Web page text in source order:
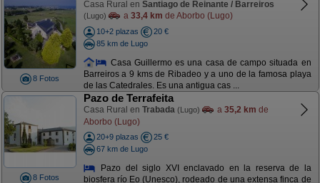
8 Fotos
Casa Rural en Santiago de Reinante / Barreiros
(Lugo) a 33,4 km de Aborbo (Lugo)
10+2 plazas
20 €
85 km de Lugo
Casa Guillermo es una casa de campo situada en
Barreiros a 9 kms de Ribadeo y a uno de la famosa playa
de las Catedrales. Es una antigua cas ...
8 Fotos
Pazo de Terrafeita
Casa Rural en Trabada (Lugo) a 35,2 km de
Aborbo (Lugo)
20+9 plazas
25 €
67 km de Lugo
Pazo del siglo XVI enclavado en la reserva de la
biosfera río Eo (Unesco), rodeado de una extensa finca de